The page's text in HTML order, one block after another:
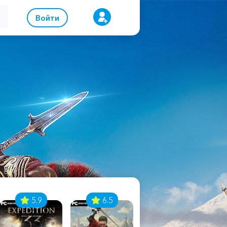
Войти
5.9 6.5 8.1